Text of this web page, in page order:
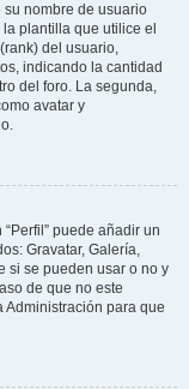
nombre de usuario
plantilla que utilice el
del usuario,
indicando la cantidad
del foro. La segunda,
avatar y
puede añadir un
Gravatar, Galería,
si se pueden usar o no y
de que no este
para que